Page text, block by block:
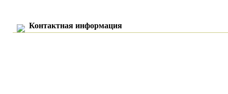
Контактная информация